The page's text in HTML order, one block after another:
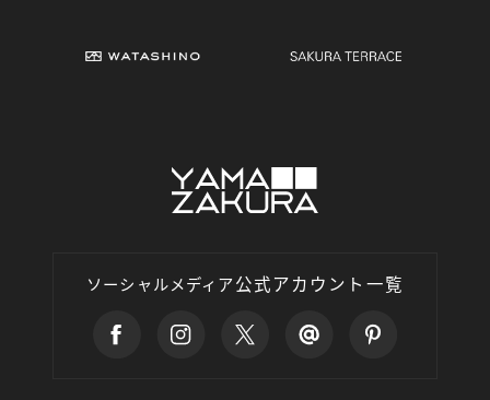
ソーシャルメディア公式アカウント一覧